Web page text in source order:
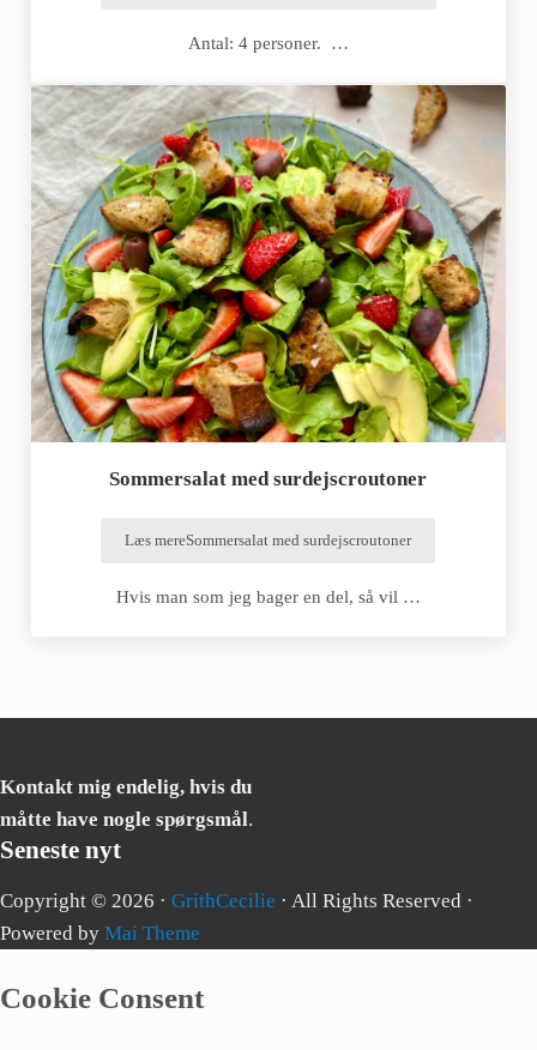
Antal: 4 personer. …
Sommersalat med surdejscroutoner
Læs mereSommersalat med surdejscroutoner
Hvis man som jeg bager en del, så vil …
Kontakt mig endelig, hvis du
måtte have nogle spørgsmål.
Seneste nyt
Copyright © 2026 · GrithCecilie · All Rights Reserved ·
Powered by Mai Theme